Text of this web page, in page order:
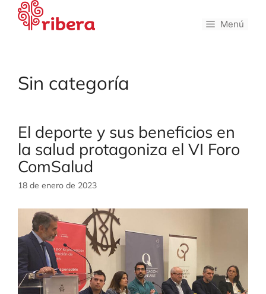
Saltar
contenido
Menú
Sin categoría
El deporte y sus beneficios en
la salud protagoniza el VI Foro
ComSalud
18 de enero de 2023